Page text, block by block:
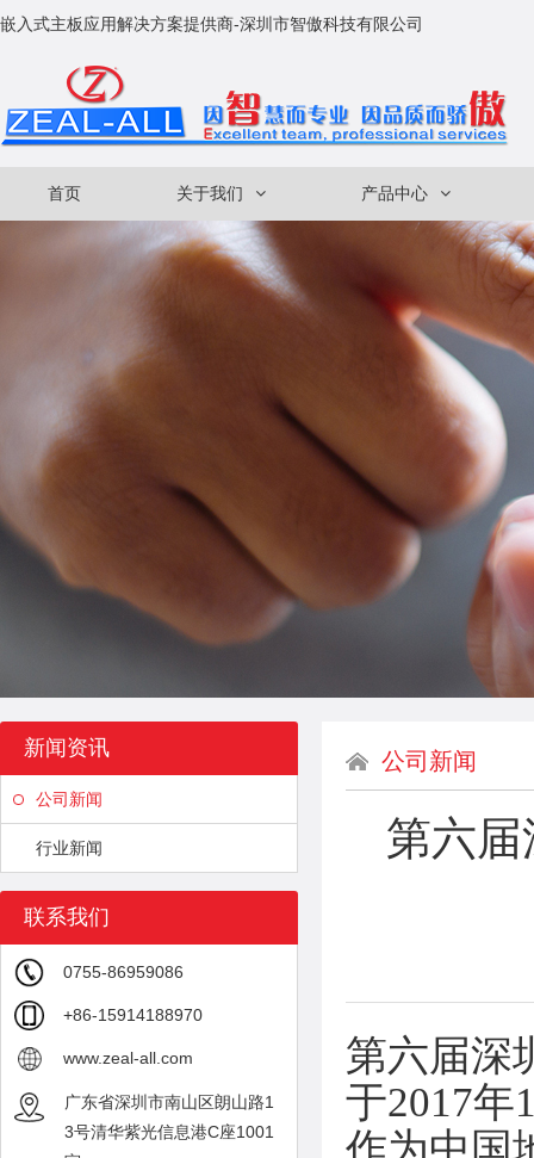
嵌入式主板应用解决方案提供商-深圳市智傲科技有限公司
首页 关于我们 产品中心
新闻资讯
公司新闻
行业新闻
联系我们
0755-86959086
+86-15914188970
www.zeal-all.com
广东省深圳市南山区朗山路1
3号清华紫光信息港C座1001
公司新闻
第六
第六届深
于2017年
作为中国